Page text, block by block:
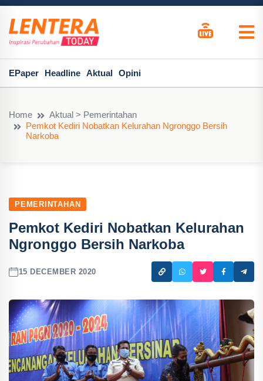
EPaper Headline Aktual Opini
Home
Aktual > Pemerintahan
Pemkot Kediri Nobatkan Kelurahan Ngronggo Bersih
Narkoba
PEMERINTAHAN
Pemkot Kediri Nobatkan Kelurahan
Ngronggo Bersih Narkoba
15 DECEMBER 2020